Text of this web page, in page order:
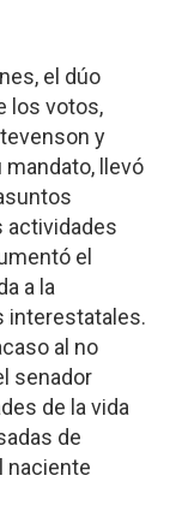
el dúo
los votos,
y
mandato, llevó
actividades
el
a la
interestatales.
al no
senador
de la vida
de
naciente